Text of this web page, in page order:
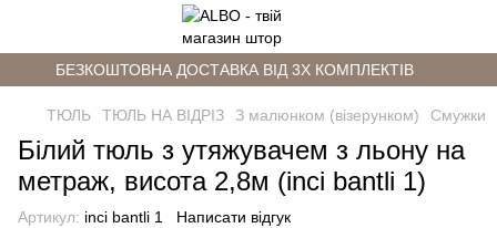
БЕЗКОШТОВНА ДОСТАВКА ВІД 3Х КОМПЛЕКТІВ
ТЮЛЬ ТЮЛЬ НА ВІДРІЗ З малюнком (візерунком) Смужки
Білий тюль з утяжувачем з льону на
метраж, висота 2,8м (inci bantli 1)
Артикул: inci bantli 1 Написати відгук